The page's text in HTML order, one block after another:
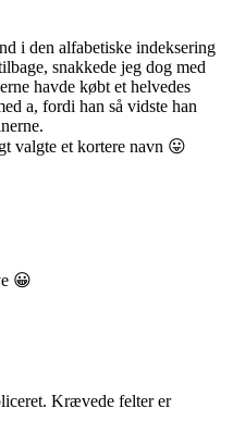
i den alfabetiske indeksering
snakkede jeg dog med
havde købt et helvedes
a, fordi han så vidste han
valgte et kortere navn 😛
😀
Krævede felter er